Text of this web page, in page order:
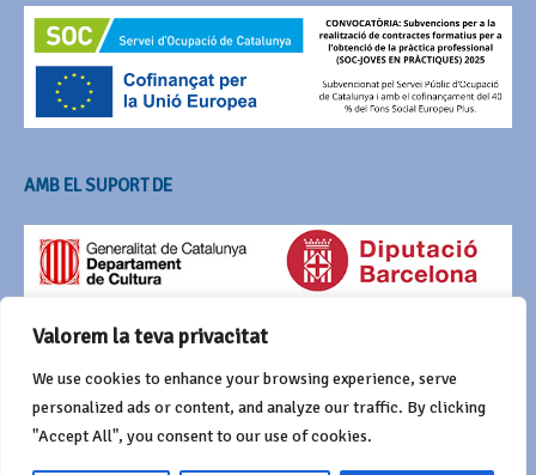
Valorem la teva privacitat
We use cookies to enhance your browsing experience, serve
personalized ads or content, and analyze our traffic. By clicking
"Accept All", you consent to our use of cookies.
AMB EL SUPORT DE